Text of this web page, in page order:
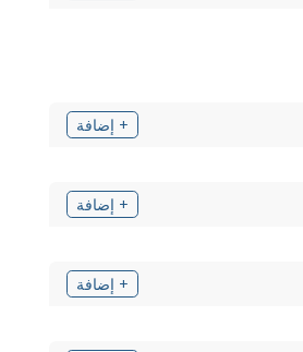
+ إضافة
+ إضافة
+ إضافة